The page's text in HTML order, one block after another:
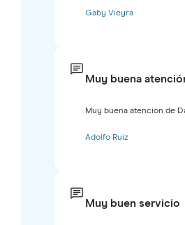
Gaby Vieyra
Muy buena
Muy buena atención de
Adolfo Ruiz
Muy buen servicio